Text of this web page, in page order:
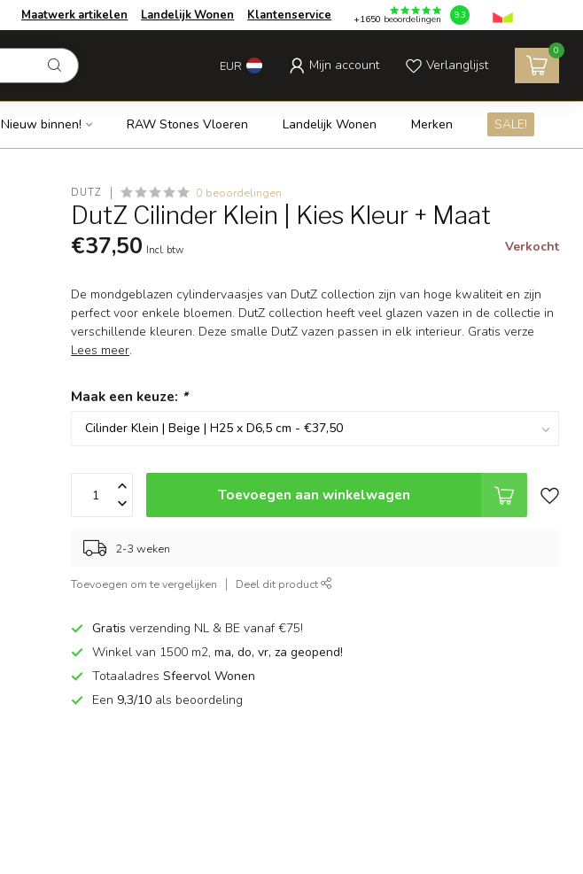
Maatwerk artikelen Landelijk Wonen Klantenservice +1650 beoordelingen 9.3
EUR Mijn account Verlanglijst
0
Nieuw binnen! RAW Stones Vloeren Landelijk Wonen Merken SALE!
DUTZ 0 beoordelingen
DutZ Cilinder Klein | Kies Kleur + Maat
€37,50 Incl. btw Verkocht
De mondgeblazen cylindervaasjes van DutZ collection zijn van hoge kwaliteit en zijn
perfect voor enkele bloemen. DutZ collection heeft veel glazen vazen in de collectie in
verschillende kleuren. Deze smalle DutZ vazen passen in elk interieur. Gratis verze
Lees meer.
Maak een keuze: *
Toevoegen aan winkelwagen
2-3 weken
Toevoegen om te vergelijken Deel dit product
Gratisverzending NL & BE vanaf €75!
Winkel van 1500 m2,ma, do, vr, za geopend!
TotaaladresSfeervol Wonen
Een 9,3/10 als beoordeling